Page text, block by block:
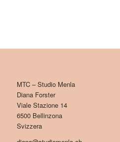
MTC – Studio Menla
Diana Forster
Viale Stazione 14
6500 Bellinzona
Svizzera